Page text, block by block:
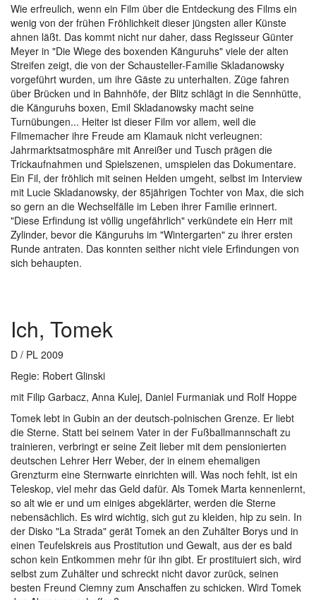
Wie erfreulich, wenn ein Film über die Entdeckung des Films ein
wenig von der frühen Fröhlichkeit dieser jüngsten aller Künste
ahnen läßt. Das kommt nicht nur daher, dass Regisseur Günter
Meyer in "Die Wiege des boxenden Känguruhs" viele der alten
Streifen zeigt, die von der Schausteller-Familie Skladanowsky
vorgeführt wurden, um ihre Gäste zu unterhalten. Züge fahren
über Brücken und in Bahnhöfe, der Blitz schlägt in die Sennhütte,
die Känguruhs boxen, Emil Skladanowsky macht seine
Turnübungen... Heiter ist dieser Film vor allem, weil die
Filmemacher ihre Freude am Klamauk nicht verleugnen:
Jahrmarktsatmosphäre mit Anreißer und Tusch prägen die
Trickaufnahmen und Spielszenen, umspielen das Dokumentare.
Ein Fil, der fröhlich mit seinen Helden umgeht, selbst im Interview
mit Lucie Skladanowsky, der 85jährigen Tochter von Max, die sich
so gern an die Wechselfälle im Leben ihrer Familie erinnert.
"Diese Erfindung ist völlig ungefährlich" verkündete ein Herr mit
Zylinder, bevor die Känguruhs im "Wintergarten" zu ihrer ersten
Runde antraten. Das konnten seither nicht viele Erfindungen von
sich behaupten.
Ich, Tomek
D / PL 2009
Regie: Robert Glinski
mit Filip Garbacz, Anna Kulej, Daniel Furmaniak und Rolf Hoppe
Tomek lebt in Gubin an der deutsch-polnischen Grenze. Er liebt
die Sterne. Statt bei seinem Vater in der Fußballmannschaft zu
trainieren, verbringt er seine Zeit lieber mit dem pensionierten
deutschen Lehrer Herr Weber, der in einem ehemaligen
Grenzturm eine Sternwarte einrichten will. Was noch fehlt, ist ein
Teleskop, viel mehr das Geld dafür. Als Tomek Marta kennenlernt,
so alt wie er und um einiges abgeklärter, werden die Sterne
nebensächlich. Es wird wichtig, sich gut zu kleiden, hip zu sein. In
der Disko "La Strada" gerät Tomek an den Zuhälter Borys und in
einen Teufelskreis aus Prostitution und Gewalt, aus der es bald
schon kein Entkommen mehr für ihn gibt. Er prostituiert sich, wird
selbst zum Zuhälter und schreckt nicht davor zurück, seinen
besten Freund Ciemny zum Anschaffen zu schicken. Wird Tomek